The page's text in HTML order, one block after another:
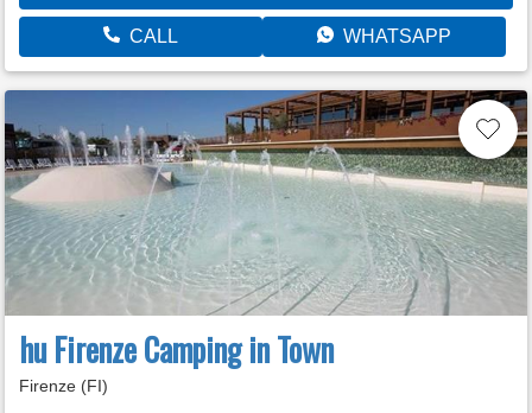
CALL WHATSAPP
hu Firenze Camping in Town
Firenze (FI)